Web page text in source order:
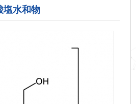
塩水和物